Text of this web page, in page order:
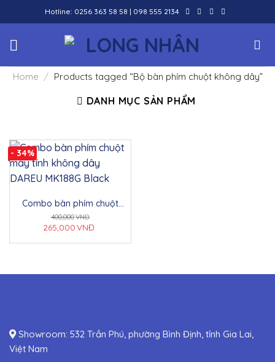
to
content
Hotline: 0256 363 58 58 | 098 555 2134
Home / Products tagged “Bộ bàn phím chuột không dây”
DANH MỤC SẢN PHẨM
- 34%
Combo bàn phím chuột
máy tính không dây DAREU
MK188G Black
400,000VNĐ
265,000 VNĐ
Showroom: 532 Trần Phú, phường Bình Định, tỉnh Gia Lai,
Việt Nam